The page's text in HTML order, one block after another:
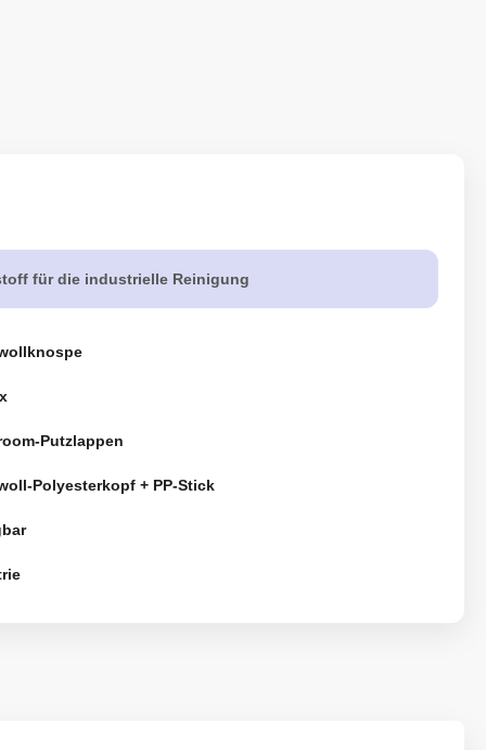
für die industrielle Reinigung
Putzlappen
Polyesterkopf + PP-Stick